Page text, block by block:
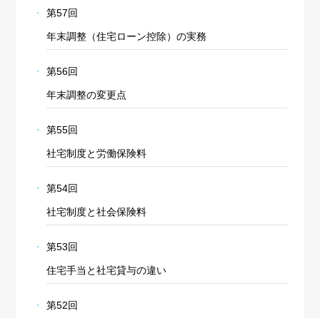
第57回
年末調整（住宅ローン控除）の実務
第56回
年末調整の変更点
第55回
社宅制度と労働保険料
第54回
社宅制度と社会保険料
第53回
住宅手当と社宅貸与の違い
第52回